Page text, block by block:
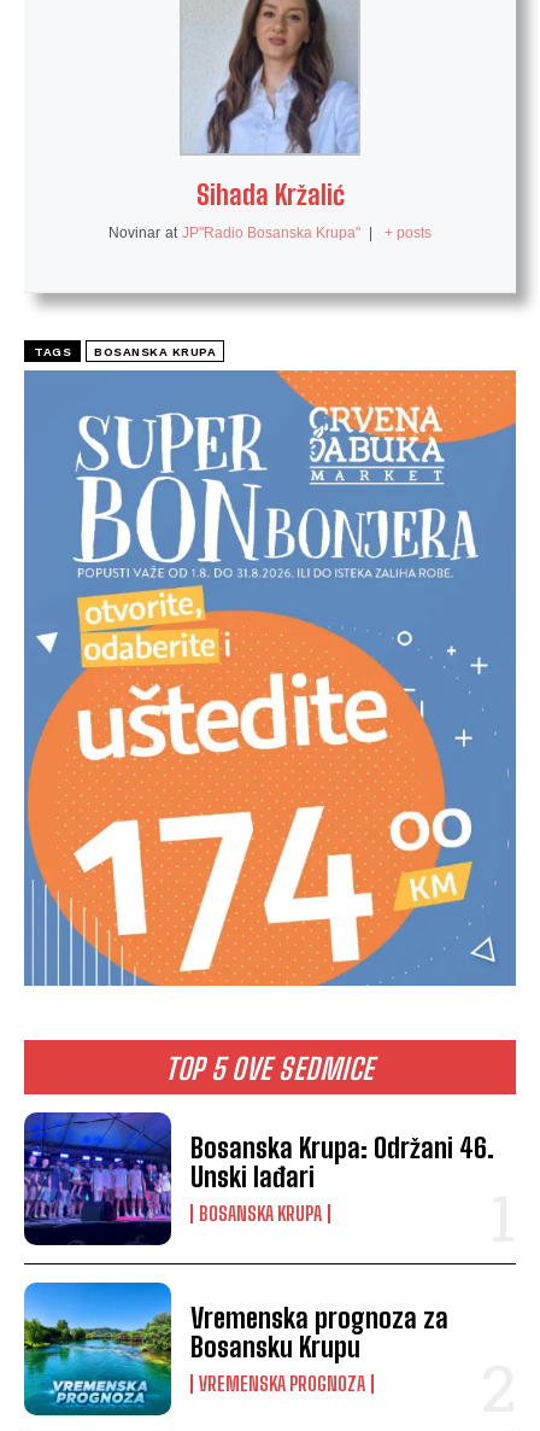
TOP 5 OVE SEDMICE
Bosanska Krupa: Održani 46.
Unski lađari
BOSANSKA KRUPA
Vremenska prognoza za
Bosansku Krupu
VREMENSKA PROGNOZA
Sihada Kržalić
Novinar at JP"Radio Bosanska Krupa" + posts
TAGS BOSANSKA KRUPA